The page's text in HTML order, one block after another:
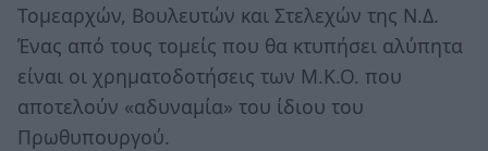
Τομεαρχών, Βουλευτών και Στελεχών της Ν.Δ.
Ένας από τους τομείς που θα κτυπήσει αλύπητα
είναι οι χρηματοδοτήσεις των Μ.Κ.Ο. που
αποτελούν «αδυναμία» του ίδιου του
Πρωθυπουργού.